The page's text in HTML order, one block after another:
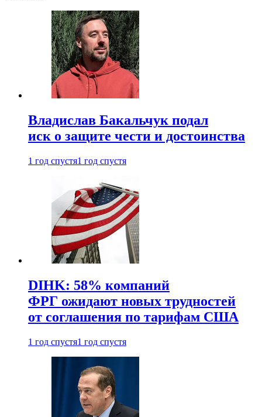
Владислав Бакальчук подал
иск о защите чести и достоинства
1 год спустя1 год спустя
DIHK: 58% компаний
ФРГ ожидают новых трудностей
от соглашения по тарифам США
1 год спустя1 год спустя